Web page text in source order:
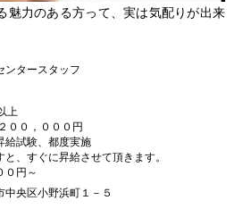
魅力のある方って、実は気配りが出来
ンタースタッフ
上
００，０００円
給試験、都度実施
と、すぐに昇給させて頂きます。
０円～
中央区小野浜町１－５